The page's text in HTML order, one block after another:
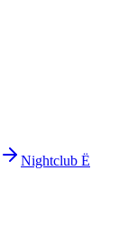
Nightclub Ё